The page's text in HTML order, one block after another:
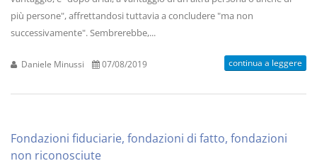
più persone", affrettandosi tuttavia a concludere "ma non
successivamente". Sembrerebbe,...
Daniele Minussi 07/08/2019 continua a leggere
Fondazioni fiduciarie, fondazioni di fatto, fondazioni
non riconosciute